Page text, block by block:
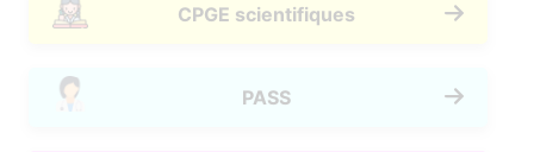
CPGE scientifiques
PASS